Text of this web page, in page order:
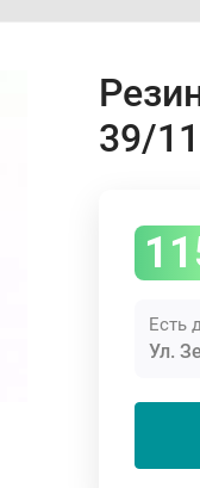
39/11
Есть
Ул.